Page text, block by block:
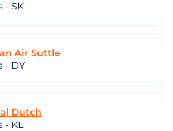
- SK
Air Suttle
- DY
Dutch
- KL